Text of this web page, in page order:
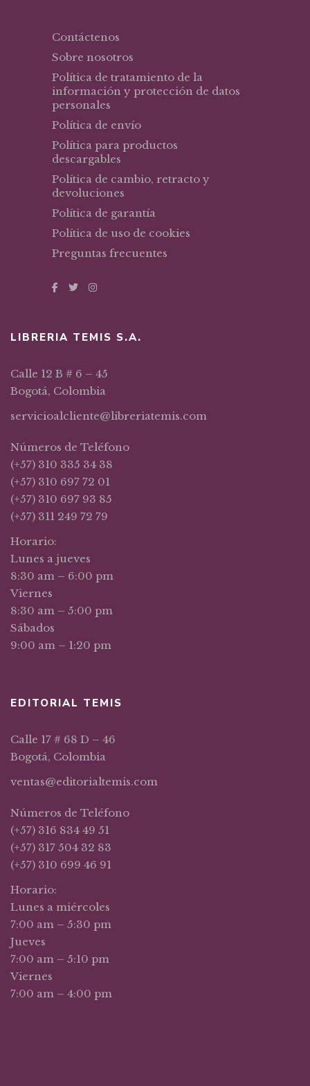
Contáctenos
Sobre nosotros
Política de tratamiento de la
información y protección de datos
personales
Política de envío
Política para productos
descargables
Política de cambio, retracto y
devoluciones
Política de garantía
Política de uso de cookies
Preguntas frecuentes
LIBRERIA TEMIS S.A.
Calle 12 B # 6 – 45
Bogotá, Colombia
servicioalcliente@libreriatemis.com
Números de Teléfono
(+57) 310 335 34 38
(+57) 310 697 72 01
(+57) 310 697 93 85
(+57) 311 249 72 79
Horario:
Lunes a jueves
8:30 am – 6:00 pm
Viernes
8:30 am – 5:00 pm
Sábados
9:00 am – 1:20 pm
EDITORIAL TEMIS
Calle 17 # 68 D – 46
Bogotá, Colombia
ventas@editorialtemis.com
Números de Teléfono
(+57) 316 834 49 51
(+57) 317 504 32 83
(+57) 310 699 46 91
Horario:
Lunes a miércoles
7:00 am – 5:30 pm
Jueves
7:00 am – 5:10 pm
Viernes
7:00 am – 4:00 pm